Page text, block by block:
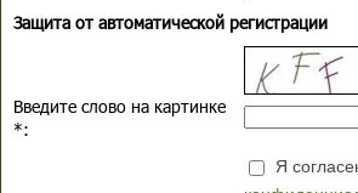
Защита от автоматической регистрации
Введите слово на картинке
*:
Я